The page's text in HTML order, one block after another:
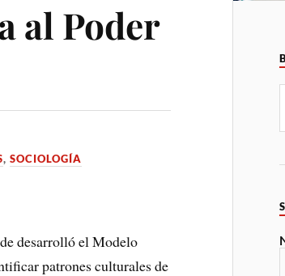
al Poder
,SOCIOLOGÍA
desarrolló el Modelo
patrones culturales de